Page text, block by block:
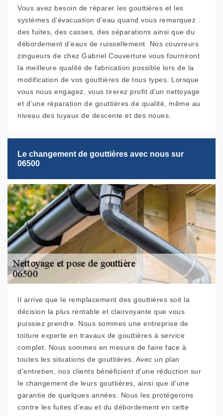
Vous avez besoin de réparer les gouttières et les
systèmes d’évacuation d’eau quand vous remarquez :
des fuites, des casses, des séparations ainsi que du
débordement d’eaux de ruissellement. Nos couvreurs
zingueurs de chez Gabriel Couverture vous fourniront
la meilleure qualité de fabrication possible lors de la
modification de vos gouttières de tous types. Lorsque
vous nous engagez, vous tirerez profit d’un nettoyage
et d’une réparation de gouttières de qualité, même au
niveau des tuyaux de descente et des noues.
Le changement de gouttières avec nous sur
06500
Il arrive que le remplacement des gouttières soit la
décision la plus rentable et clairvoyante que vous
puissiez prendre. Nous sommes une entreprise de
toiture experte en travaux de gouttières à service
complet. Nous sommes en mesure de faire face à
toutes les situations de gouttières. Avec un plan
d'entretien, nos clients bénéficient d'une réduction sur
le changement de leurs gouttières, ainsi que d'une
garantie de quelques années. Nous les protégerons
contre les fuites d’eau et du débordement en cette